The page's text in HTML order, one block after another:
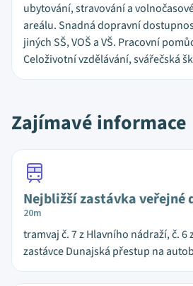
ubytování, stravování a
areálu. Snadná dopravní
jiných SŠ, VOŠ a VŠ. Pracovní
Celoživotní vzdělávání, svářečská
Zajímavé informace
Nejbližší zastávka veřejné
20m
tramvaj č. 7 z Hlavního nádraží, č. 6
zastávce Dunajská přestup na